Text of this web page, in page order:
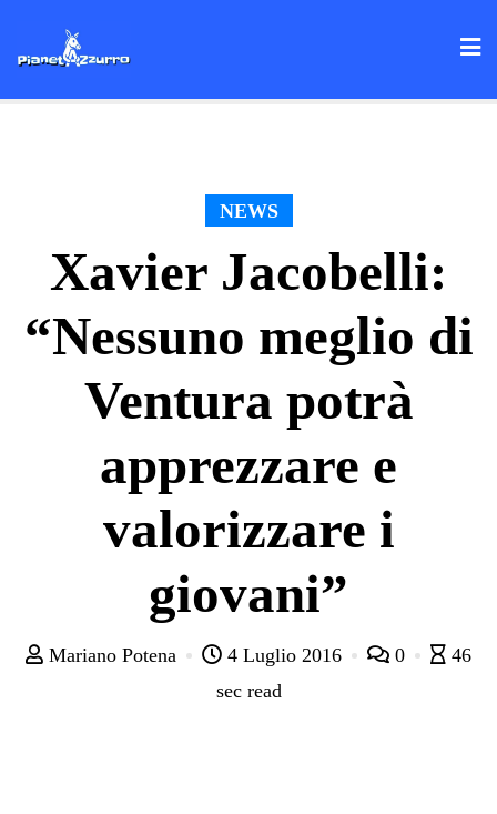
NEWS
Xavier Jacobelli:
“Nessuno meglio di
Ventura potrà
apprezzare e
valorizzare i
giovani”
Mariano Potena 4 Luglio 2016 0
46
sec read